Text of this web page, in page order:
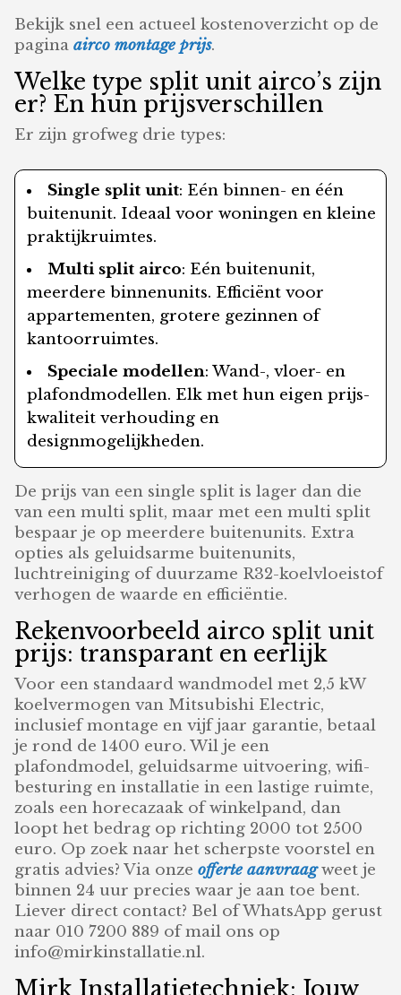
Bekijk snel een actueel kostenoverzicht op de
paginaairco montage prijs.
Welke type split unit airco’s zijn
er? En hun prijsverschillen
Er zijn grofweg drie types:
Single split unit: Eén binnen- en één
buitenunit. Ideaal voor woningen en kleine
praktijkruimtes.
Multi split airco: Eén buitenunit,
meerdere binnenunits. Efficiënt voor
appartementen, grotere gezinnen of
kantoorruimtes.
Speciale modellen: Wand-, vloer- en
plafondmodellen. Elk met hun eigen prijs-
kwaliteit verhouding en
designmogelijkheden.
De prijs van een single split is lager dan die
van een multi split, maar met een multi split
bespaar je op meerdere buitenunits. Extra
opties als geluidsarme buitenunits,
luchtreiniging of duurzame R32-koelvloeistof
verhogen de waarde en efficiëntie.
Rekenvoorbeeld airco split unit
prijs: transparant en eerlijk
Voor een standaard wandmodel met 2,5 kW
koelvermogen van Mitsubishi Electric,
inclusief montage en vijf jaar garantie, betaal
je rond de 1400 euro. Wil je een
plafondmodel, geluidsarme uitvoering, wifi-
besturing en installatie in een lastige ruimte,
zoals een horecazaak of winkelpand, dan
loopt het bedrag op richting 2000 tot 2500
euro. Op zoek naar het scherpste voorstel en
gratis advies? Via onzeofferte aanvraagweet je
binnen 24 uur precies waar je aan toe bent.
Liever direct contact? Bel of WhatsApp gerust
naar 010 7200 889 of mail ons op
info@mirkinstallatie.nl.
Mirk Installatietechniek: Jouw